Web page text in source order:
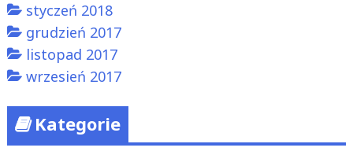
styczeń 2018
grudzień 2017
listopad 2017
wrzesień 2017
Kategorie